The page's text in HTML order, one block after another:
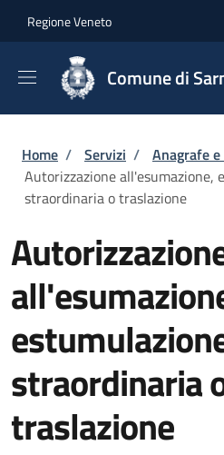
Regione Veneto
Comune di
Briciole di pane
Home / Servizi / Anagrafe
Autorizzazione all'esumazione,
straordinaria o traslazione
straordinaria
traslazione